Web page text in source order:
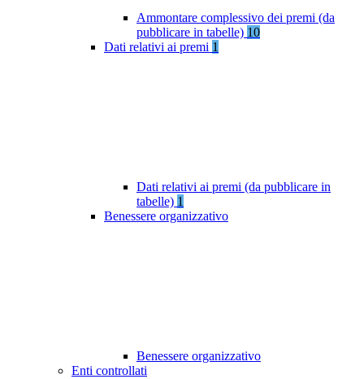
Ammontare complessivo dei premi (da
pubblicare in tabelle) 10
Dati relativi ai premi 1
Dati relativi ai premi (da pubblicare in
tabelle) 1
Benessere organizzativo
Benessere organizzativo
Enti controllati